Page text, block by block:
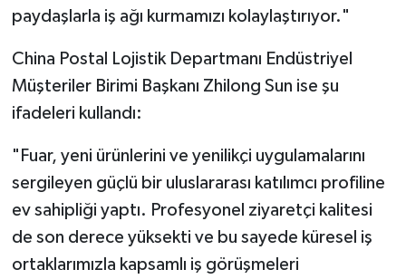
paydaşlarla iş ağı kurmamızı kolaylaştırıyor."
China Postal Lojistik Departmanı Endüstriyel
Müşteriler Birimi Başkanı Zhilong Sun ise şu
ifadeleri kullandı:
"Fuar, yeni ürünlerini ve yenilikçi uygulamalarını
sergileyen güçlü bir uluslararası katılımcı profiline
ev sahipliği yaptı. Profesyonel ziyaretçi kalitesi
de son derece yüksekti ve bu sayede küresel iş
ortaklarımızla kapsamlı iş görüşmeleri